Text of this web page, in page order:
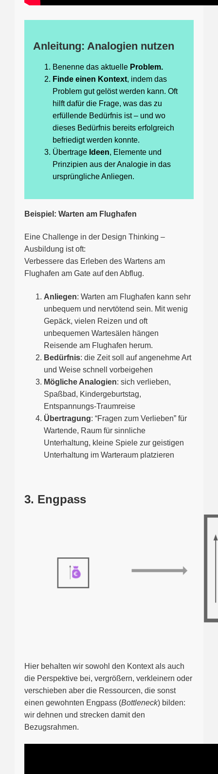
Anleitung: Analogien nutzen
Benenne das aktuelle Problem.
Finde einen Kontext, indem das
Problem gut gelöst werden kann. Oft
hilft dafür die Frage, was das zu
erfüllende Bedürfnis ist – und wo
dieses Bedürfnis bereits erfolgreich
befriedigt werden konnte.
Übertrage Ideen, Elemente und
Prinzipien aus der Analogie in das
ursprüngliche Anliegen.
Beispiel: Warten am Flughafen
Eine Challenge in der Design Thinking –
Ausbildung ist oft:
Verbessere das Erleben des Wartens am
Flughafen am Gate auf den Abflug.
Anliegen: Warten am Flughafen kann sehr
unbequem und nervtötend sein. Mit wenig
Gepäck, vielen Reizen und oft
unbequemen Wartesälen hängen
Reisende am Flughafen herum.
Bedürfnis: die Zeit soll auf angenehme Art
und Weise schnell vorbeigehen
Mögliche Analogien: sich verlieben,
Spaßbad, Kindergeburtstag,
Entspannungs-Traumreise
Übertragung: “Fragen zum Verlieben” für
Wartende, Raum für sinnliche
Unterhaltung, kleine Spiele zur geistigen
Unterhaltung im Warteraum platzieren
3. Engpass
Hier behalten wir sowohl den Kontext als auch
die Perspektive bei, vergrößern, verkleinern oder
verschieben aber die Ressourcen, die sonst
einen gewohnten Engpass (Bottleneck) bilden:
wir dehnen und strecken damit den
Bezugsrahmen.